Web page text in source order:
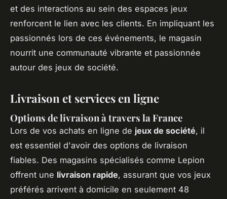
et des interactions au sein des espaces jeux
renforcent le lien avec les clients. En impliquant les
passionnés lors de ces événements, le magasin
nourrit une communauté vibrante et passionnée
autour des jeux de société.
Livraison et services en ligne
Options de livraison à travers la France
Lors de vos achats en ligne de jeux de société, il
est essentiel d'avoir des options de livraison
fiables. Des magasins spécialisés comme Lepion
offrent une livraison rapide, assurant que vos jeux
préférés arrivent à domicile en seulement 48